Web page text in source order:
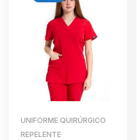
UNIFORME QUIRÚRGICO
REPELENTE